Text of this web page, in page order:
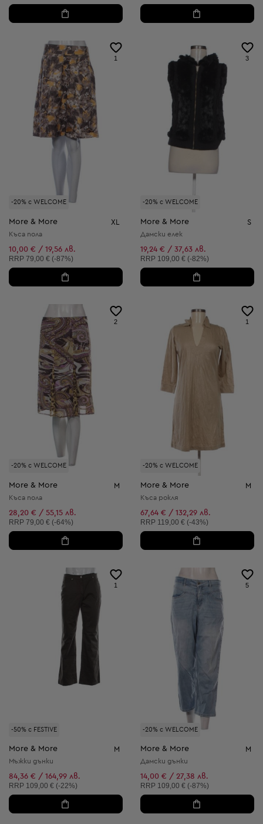
-20% с WELCOME
1
More & More XL
Къса пола
10,00 € / 19,56 лв.
Препоръчителна цена:
RRP 79,00 € (-87%)
-20% с WELCOME
3
More & More S
Дамски елек
19,24 € / 37,63 лв.
Препоръчителна цена:
RRP 109,00 € (-82%)
-20% с WELCOME
2
More & More M
Къса пола
28,20 € / 55,15 лв.
Препоръчителна цена:
RRP 79,00 € (-64%)
-20% с WELCOME
1
More & More M
Къса рокля
67,64 € / 132,29 лв.
Препоръчителна цена:
RRP 119,00 € (-43%)
-50% с FESTIVE
1
More & More M
Мъжки дънки
84,36 € / 164,99 лв.
Препоръчителна цена:
RRP 109,00 € (-22%)
-20% с WELCOME
5
More & More M
Дамски дънки
14,00 € / 27,38 лв.
Препоръчителна цена:
RRP 109,00 € (-87%)